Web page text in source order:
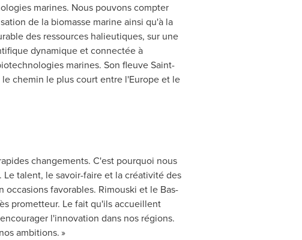
marines. Nous pouvons compter
de la biomasse marine ainsi qu'à la
des ressources halieutiques, sur une
dynamique et connectée à
marines. Son fleuveSaint-
chemin le plus court entre l'Europeet le
changements. C'est pourquoi nous
talent, le savoir-faire et la créativité des
occasions favorables. Rimouski et le Bas-
prometteur. Le fait qu'ils accueillent
l'innovation dans nos régions.
ambitions. »